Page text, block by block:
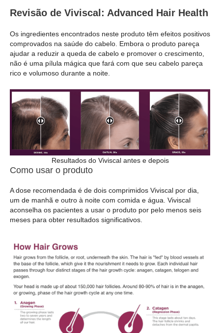
Revisão de Viviscal: Advanced Hair Health
Os ingredientes encontrados neste produto têm efeitos positivos
comprovados na saúde do cabelo. Embora o produto pareça
ajudar a reduzir a queda de cabelo e promover o crescimento,
não é uma pílula mágica que fará com que seu cabelo pareça
rico e volumoso durante a noite.
Resultados do Viviscal antes e depois
Como usar o produto
A dose recomendada é de dois comprimidos Viviscal por dia,
um de manhã e outro à noite com comida e água. Viviscal
aconselha os pacientes a usar o produto por pelo menos seis
meses para obter resultados significativos.